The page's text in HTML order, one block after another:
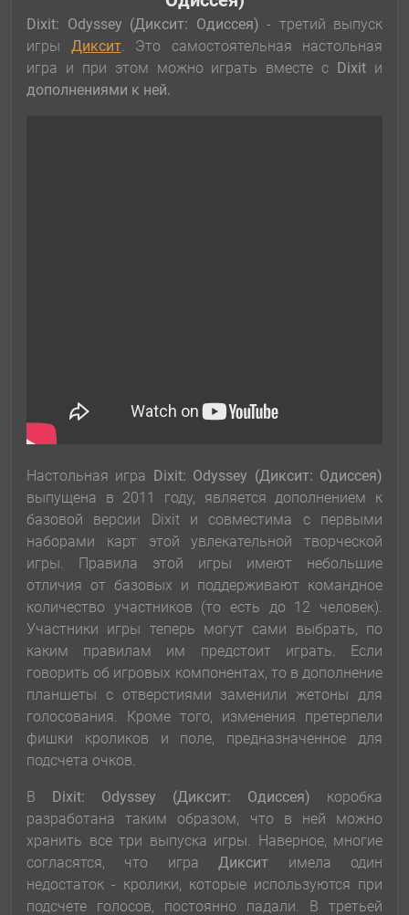
Dixit: Odyssey (Диксит: Одиссея) - третий выпуск
игры Диксит. Это самостоятельная настольная
игра и при этом можно играть вместе с Dixit и
дополнениями к ней.
Настольная игра Dixit: Odyssey (Диксит: Одиссея)
выпущена в 2011 году, является дополнением к
базовой версии Dixit и совместима с первыми
наборами карт этой увлекательной творческой
игры. Правила этой игры имеют небольшие
отличия от базовых и поддерживают командное
количество участников (то есть до 12 человек).
Участники игры теперь могут сами выбрать, по
каким правилам им предстоит играть. Если
говорить об игровых компонентах, то в дополнение
планшеты с отверстиями заменили жетоны для
голосования. Кроме того, изменения претерпели
фишки кроликов и поле, предназначенное для
подсчета очков.
В Dixit: Odyssey (Диксит: Одиссея) коробка
разработана таким образом, что в ней можно
хранить все три выпуска игры. Наверное, многие
согласятся, что играДиксит имела один
недостаток - кролики, которые используются при
подсчете голосов, постоянно падали. В третьей